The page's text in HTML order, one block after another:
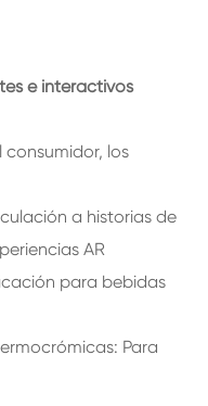
e interactivos
los
a historias de
AR
para bebidas
Para